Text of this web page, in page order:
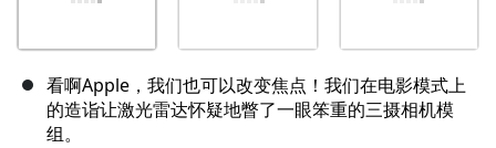
看啊Apple，我们也可以改变焦点！我们在电影模式上
的造诣让激光雷达怀疑地瞥了一眼笨重的三摄相机模
组。